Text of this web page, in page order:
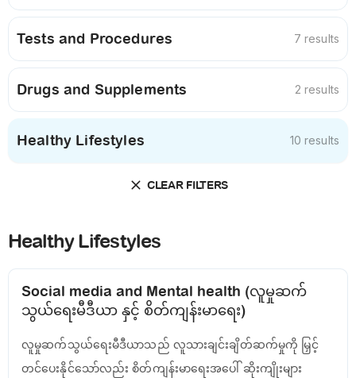
Tests and Procedures 7 results
Drugs and Supplements 2 results
Healthy Lifestyles 10 results
CLEAR FILTERS
Healthy Lifestyles
Social media and Mental health (လူမှုဆက်
သွယ်ရေးမီဒီယာ နှင့် စိတ်ကျန်းမာရေး)
လူမှုဆက်သွယ်ရေးမီဒီယာသည် လူသားချင်းချိတ်ဆက်မှုကို မြှင့်
တင်ပေးနိုင်သော်လည်း စိတ်ကျန်းမာရေးအပေါ် ဆိုးကျိုးများ